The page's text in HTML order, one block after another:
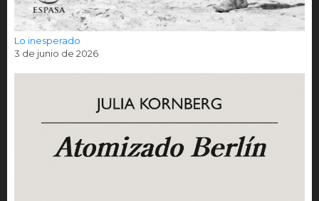
Lo inesperado
3 de junio de 2026